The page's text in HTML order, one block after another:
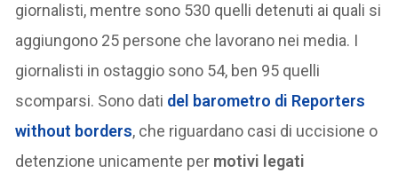
giornalisti, mentre sono 530 quelli detenuti ai quali si
aggiungono 25 persone che lavorano nei media. I
giornalisti in ostaggio sono 54, ben 95 quelli
scomparsi. Sono dati del barometro di Reporters
without borders, che riguardano casi di uccisione o
detenzione unicamente per motivi legati